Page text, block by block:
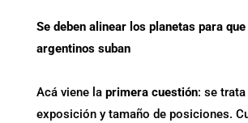
Se deben alinear los planetas para
argentinos suban
Acá viene la primera cuestión: se trata
exposición y tamaño de posiciones.